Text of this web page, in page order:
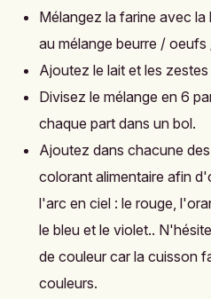
Mélangez la farine avec
au mélange beurre / oeufs
Ajoutez le lait et les
Divisez le mélange en 6
chaque part dans un bol.
Ajoutez dans chacune
colorant alimentaire afin
l'arc en ciel : le rouge,
le bleu et le violet..
de couleur car la cuisson
couleurs.